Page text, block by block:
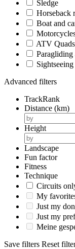
Sledge
Horseback
Boat and
ATV Quads
Sightseeing
Advanced filters
TrackRank
Distance (km)
Height
Landscape
Fun factor
Fitness
Technique
Circuits
My
Just my
Just my
Meine
Save filters Reset